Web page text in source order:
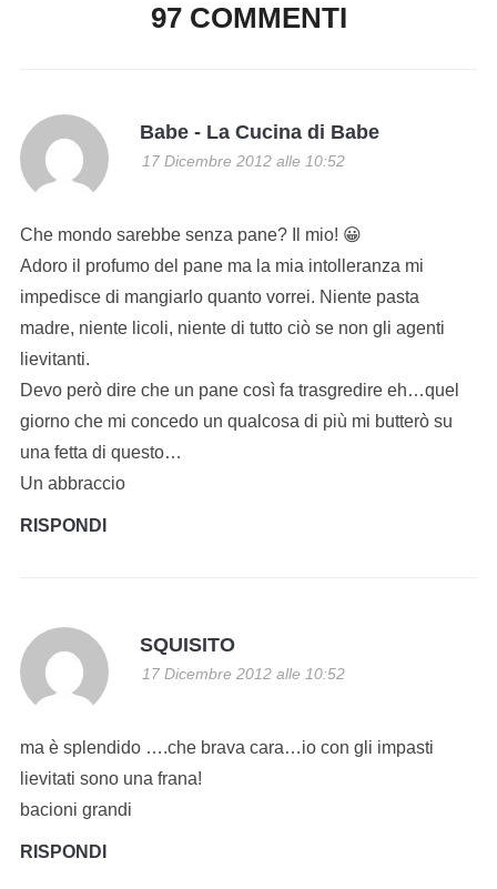
97 COMMENTI
Babe - La Cucina di Babe
17 Dicembre 2012 alle 10:52
Che mondo sarebbe senza pane? Il mio! 😀
Adoro il profumo del pane ma la mia intolleranza mi
impedisce di mangiarlo quanto vorrei. Niente pasta
madre, niente licoli, niente di tutto ciò se non gli agenti
lievitanti.
Devo però dire che un pane così fa trasgredire eh…quel
giorno che mi concedo un qualcosa di più mi butterò su
una fetta di questo…
Un abbraccio
RISPONDI
SQUISITO
17 Dicembre 2012 alle 10:52
ma è splendido ….che brava cara…io con gli impasti
lievitati sono una frana!
bacioni grandi
RISPONDI